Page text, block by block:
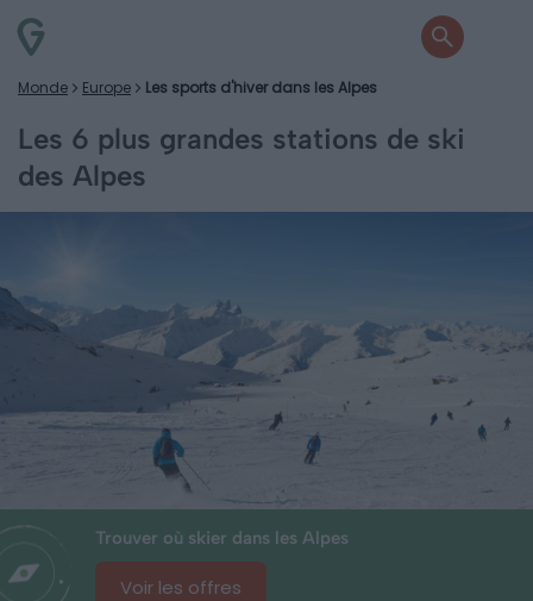
Monde Europe Les sports d'hiver dans les Alpes
Les 6 plus grandes stations de ski
des Alpes
Trouver où skier dans les Alpes
Voir les offres